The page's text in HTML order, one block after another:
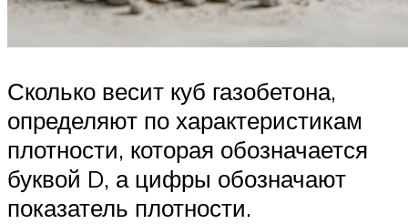
Сколько весит куб газобетона,
определяют по характеристикам
плотности, которая обозначается
буквой D, а цифры обозначают
показатель плотности.